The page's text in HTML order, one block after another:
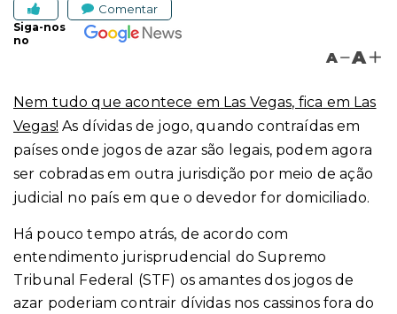
Comentar
Siga-nos
no
A A
Nem tudo que acontece em Las Vegas, fica em Las
Vegas! As dívidas de jogo, quando contraídas em
países onde jogos de azar são legais, podem agora
ser cobradas em outra jurisdição por meio de ação
judicial no país em que o devedor for domiciliado.
Há pouco tempo atrás, de acordo com
entendimento jurisprudencial do Supremo
Tribunal Federal (STF) os amantes dos jogos de
azar poderiam contrair dívidas nos cassinos fora do